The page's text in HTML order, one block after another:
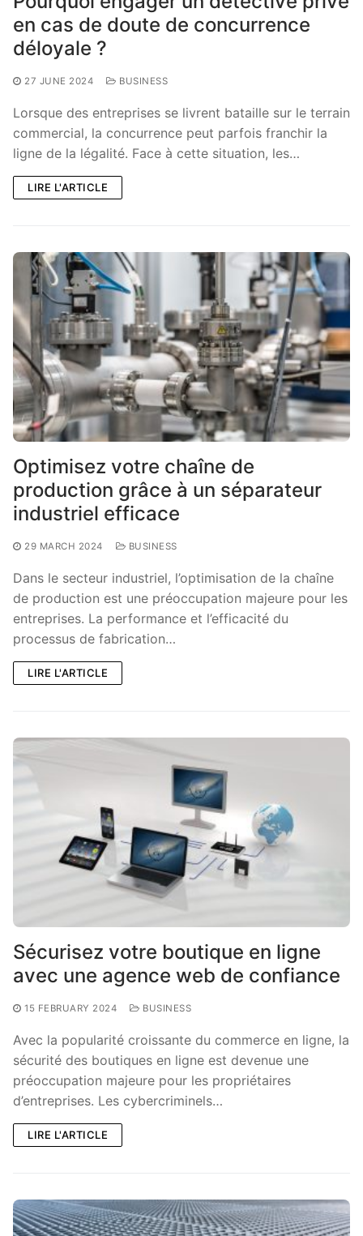
en cas de doute de concurrence
déloyale ?
27 JUNE 2024 BUSINESS
Lorsque des entreprises se livrent bataille sur le terrain
commercial, la concurrence peut parfois franchir la
ligne de la légalité. Face à cette situation, les…
LIRE L'ARTICLE
Optimisez votre chaîne de
production grâce à un séparateur
industriel efficace
29 MARCH 2024 BUSINESS
Dans le secteur industriel, l’optimisation de la chaîne
de production est une préoccupation majeure pour les
entreprises. La performance et l’efficacité du
processus de fabrication…
LIRE L'ARTICLE
Sécurisez votre boutique en ligne
avec une agence web de confiance
15 FEBRUARY 2024 BUSINESS
Avec la popularité croissante du commerce en ligne, la
sécurité des boutiques en ligne est devenue une
préoccupation majeure pour les propriétaires
d’entreprises. Les cybercriminels…
LIRE L'ARTICLE